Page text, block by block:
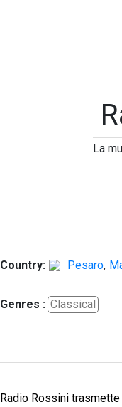
La
Country: Pesaro,
Genres : Classical
Radio Rossini